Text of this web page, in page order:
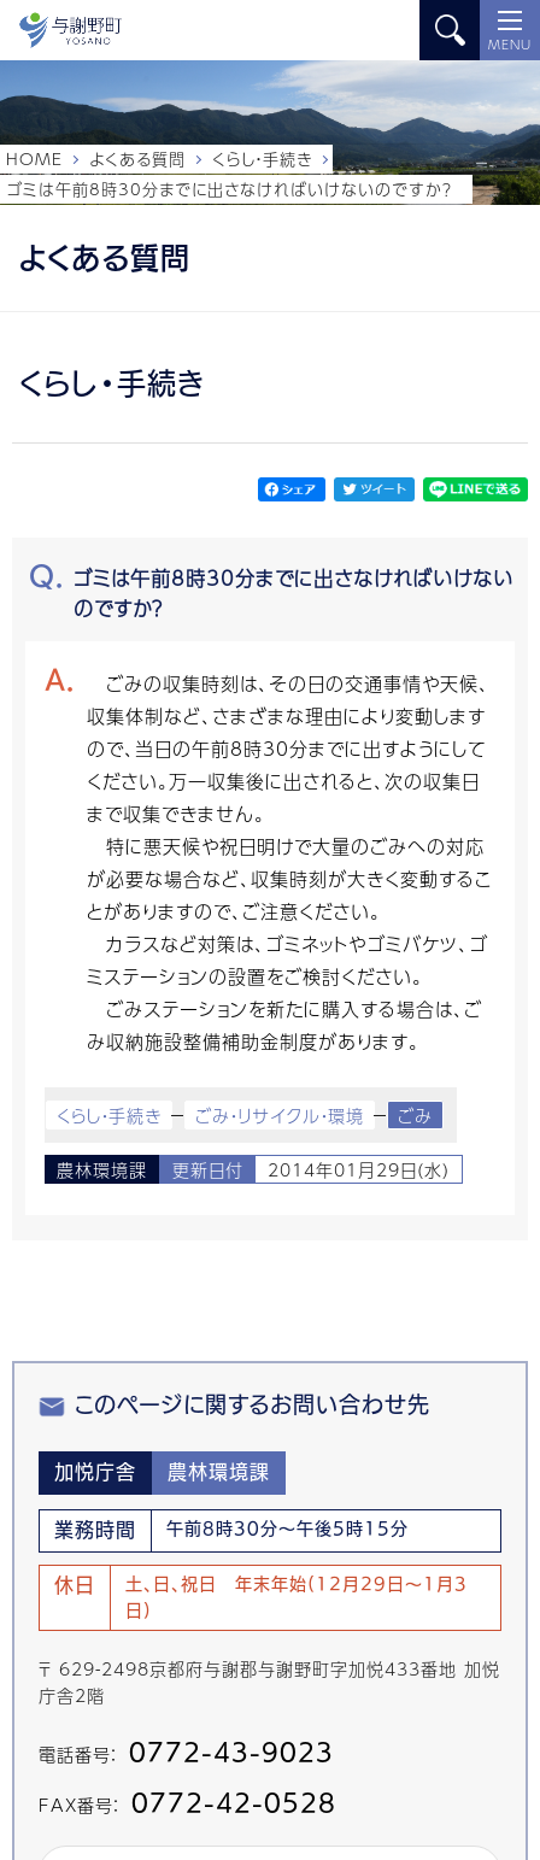
MENU
よくある質問
HOME よくある質問
くらし・手続き
ゴミは午前8時30分までに出さなければいけないのですか？
くらし・手続き
ゴミは午前8時30分までに出さなければいけない
のですか？
ごみの収集時刻は、その日の交通事情や天候、
収集体制など、さまざまな理由により変動します
ので、当日の午前8時30分までに出すようにして
ください。万一収集後に出されると、次の収集日
まで収集できません。
特に悪天候や祝日明けで大量のごみへの対応
が必要な場合など、収集時刻が大きく変動するこ
とがありますので、ご注意ください。
カラスなど対策は、ゴミネットやゴミバケツ、ゴ
ミステーションの設置をご検討ください。
ごみステーションを新たに購入する場合は、ご
み収納施設整備補助金制度があります。
くらし・手続き ごみ・リサイクル・環境 ごみ
農林環境課 更新日付 2014年01月29日(水)
このページに関するお問い合わせ先
加悦庁舎 農林環境課
業務時間 午前8時30分～午後5時15分
休日
土、日、祝日 年末年始(12月29日～1月3
日)
〒 629-2498京都府与謝郡与謝野町字加悦433番地 加悦
庁舎2階
電話番号： 0772-43-9023
FAX番号： 0772-42-0528